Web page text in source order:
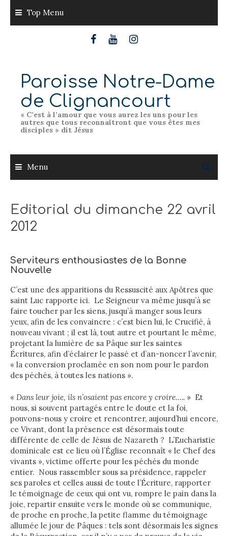
content
Top Menu
Paroisse Notre-Dame
de Clignancourt
« C’est à l’amour que vous aurez les uns pour les
autres que tous reconnaîtront que vous êtes mes
disciples » dit Jésus
Menu
Editorial du dimanche 22 avril
2012
Serviteurs enthousiastes de la Bonne
Nouvelle
C’est une des apparitions du Ressuscité aux Apôtres que
saint Luc rapporte ici. Le Seigneur va même jusqu’à se
faire toucher par les siens, jusqu’à manger sous leurs
yeux, afin de les convaincre : c’est bien lui, le Crucifié, à
nouveau vivant ; il est là, tout autre et pourtant le même,
projetant la lumière de sa Pâque sur les saintes
Écritures, afin d’éclairer le passé et d’an-noncer l’avenir,
« la conversion proclamée en son nom pour le pardon
des péchés, à toutes les nations ».
« Dans leur joie, ils n’osaient pas encore y croire….. » Et
nous, si souvent partagés entre le doute et la foi,
pouvons-nous y croire et rencontrer, aujourd’hui encore,
ce Vivant, dont la présence est désormais toute
différente de celle de Jésus de Nazareth ? L’Eucharistie
dominicale est ce lieu où l’Église reconnaît « le Chef des
vivants », victime offerte pour les péchés du monde
entier. Nous rassembler sous sa présidence, rappeler
ses paroles et celles aussi de toute l’Écriture, rapporter
le témoignage de ceux qui ont vu, rompre le pain dans la
joie, repartir ensuite vers le monde où se communique,
de proche en proche, la petite flamme du témoignage
allumée le jour de Pâques : tels sont désormais les signes